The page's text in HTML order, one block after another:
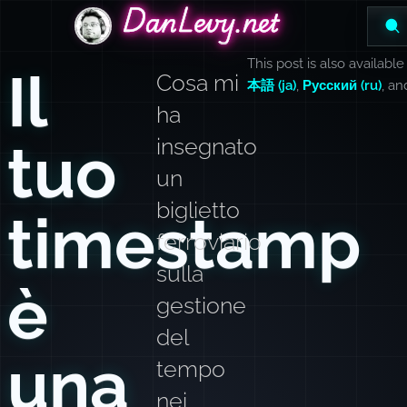
DanLevy.netDanLevy.net
DanLevy.net
Il
tuo
timestamp
è
una
Cosa mi
ha
insegnato
un
biglietto
ferroviario
sulla
gestione
del
tempo
nei
This post is also available
本語 (ja) Русский (ru) ,